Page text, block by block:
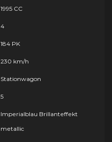
1995 CC
4
184 PK
230 km/h
Stationwagon
5
Imperialblau Brillanteffekt
metallic